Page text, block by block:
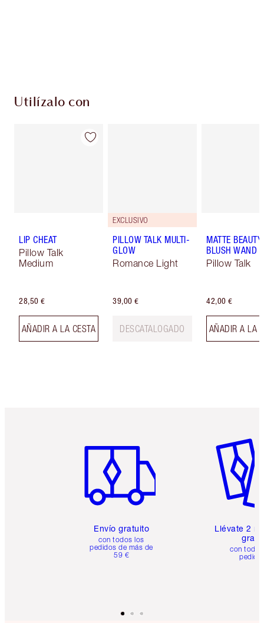
Utilízalo con
LIP CHEAT
Pillow Talk
Medium
28,50 €
AÑADIR A LA CESTA
EXCLUSIVO
PILLOW TALK MULTI-
GLOW
Romance Light
39,00 €
DESCATALOGADO
MATTE BEAUTY
BLUSH WAND
Pillow Talk
42,00 €
AÑADIR A LA
Envío gratuito
con todos los
pedidos de más de
59 €
Llévate 2
gratis
con